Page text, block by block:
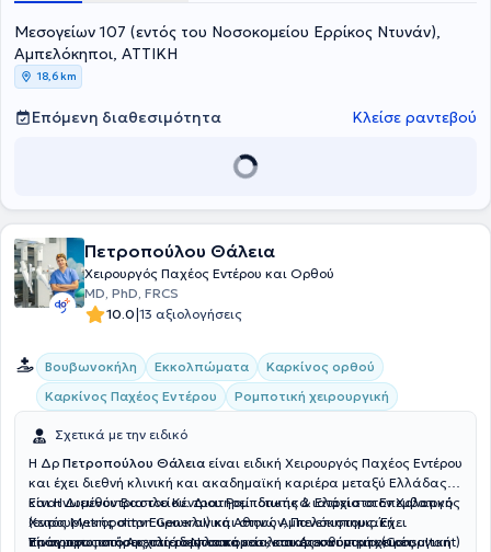
Μεσογείων 107 (εντός του Νοσοκομείου Ερρίκος Ντυνάν),
Αμπελόκηποι, ΑΤΤΙΚΗ
18,6 km
Επόμενη διαθεσιμότητα Κλείσε ραντεβού
Πετροπούλου Θάλεια
Χειρουργός Παχέος Εντέρου και Ορθού
MD, PhD, FRCS
10.0|13 αξιολογήσεις
Βουβωνοκήλη Εκκολπώματα
Καρκίνος ορθού
Καρκίνος Παχέος Εντέρου
Ρομποτική χειρουργική
Σχετικά με την ειδικό
Η Δρ Πετροπούλου Θάλεια είναι ειδική Χειρουργός Παχέος Εντέρου
και έχει διεθνή κλινική και ακαδημαϊκή καριέρα μεταξύ Ελλάδας
και Ηνωμένου Βασιλείου. Διατηρεί ιδιωτικά ιατρεία στον Χολαργό
(εντός Metropolitan General) και στους Αμπελόκηπους. Έχει
πραγματοποιήσει χιλιάδες λαπαροσκοπικές και ρομποτικές
Είναι Διευθύντρια του Κέντρου Ρομποτικής & Ελάχιστα Επεμβατικής
Χειρουργικής στην Ευρωκλινική Αθηνών, Πανεπιστημιακή
Υπότροφος στο Αρεταίειο Νοσοκομείο, και Διευθύντρια (Consultant)
Είναι πρωτοπόρος στη ρομποτική και λαπαροσκοπική χειρουργική